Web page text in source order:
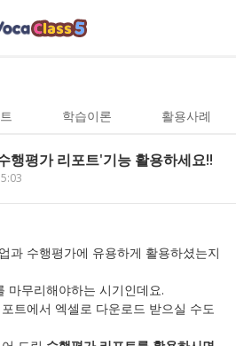
학습이론 활용사례
행평가 리포트'기능 활용하세요!!
과 수행평가에 유용하게 활용하셨는지
마무리해야하는 시기인데요.
트에서 엑셀로 다운로드 받으실 수도